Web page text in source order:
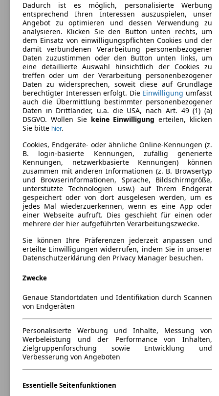
Toyota Auris Hybrid 2010 - 2012
Maße (L/B/H):
ab 4245 x 1760 x 1515 mm
Leistung:
100 KW (136 PS)
Türen:
5
Sitze:
5
Kofferraum:
310 - 1290 Liter
Toyota Auris 3-Türer (2007 - 2012)
Maße (L/B/H):
84 KW (115 PS)
Dadurch ist es möglich, personalisierte Werbung
entsprechend Ihren Interessen auszuspielen, unser
Angebot zu optimieren und dessen Verwendung zu
analysieren. Klicken Sie den Button unten rechts, um
dem Einsatz von einwilligungspflichten Cookies und der
damit verbundenen Verarbeitung personenbezogener
Daten zuzustimmen oder den Button unten links, um
eine detaillierte Auswahl hinsichtlich der Cookies zu
treffen oder um der Verarbeitung personenbezogener
Daten zu widersprechen, soweit diese auf Grundlage
berechtigter Interessen erfolgt. Die Einwilligung umfasst
auch die Übermittlung bestimmter personenbezogener
Daten in Drittländer, u.a. die USA, nach Art. 49 (1) (a)
DSGVO. Wollen Sie keine Einwilligung erteilen, klicken
Sie bitte hier.
Cookies, Endgeräte- oder ähnliche Online-Kennungen (z.
B. login-basierte Kennungen, zufällig generierte
Kennungen, netzwerkbasierte Kennungen) können
zusammen mit anderen Informationen (z. B. Browsertyp
und Browserinformationen, Sprache, Bildschirmgröße,
unterstützte Technologien usw.) auf Ihrem Endgerät
gespeichert oder von dort ausgelesen werden, um es
jedes Mal wiederzuerkennen, wenn es eine App oder
einer Webseite aufruft. Dies geschieht für einen oder
mehrere der hier aufgeführten Verarbeitungszwecke.
Sie können Ihre Präferenzen jederzeit anpassen und
erteilte Einwilligungen widerrufen, indem Sie in unserer
Datenschutzerklärung den Privacy Manager besuchen.
Zwecke
Genaue Standortdaten und Identifikation durch Scannen
von Endgeräten
Personalisierte Werbung und Inhalte, Messung von
Werbeleistung und der Performance von Inhalten,
Zielgruppenforschung sowie Entwicklung und
Verbesserung von Angeboten
Essentielle Seitenfunktionen